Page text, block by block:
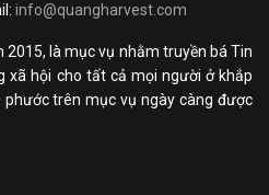
info@quangharvest.com
là mục vụ nhằm truyền bá Tin
xã hội cho tất cả mọi người ở khắp
phước trên mục vụ ngày càng được